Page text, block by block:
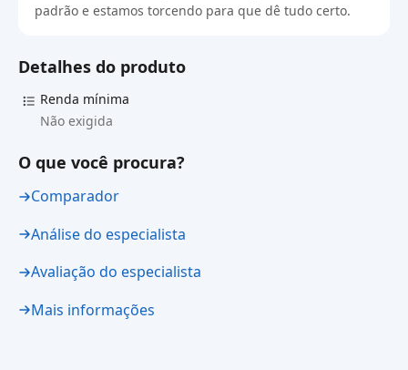
padrão e estamos torcendo para que dê tudo certo.
Detalhes do produto
Renda mínima
Não exigida
O que você procura?
Comparador
Análise do especialista
Avaliação do especialista
Mais informações